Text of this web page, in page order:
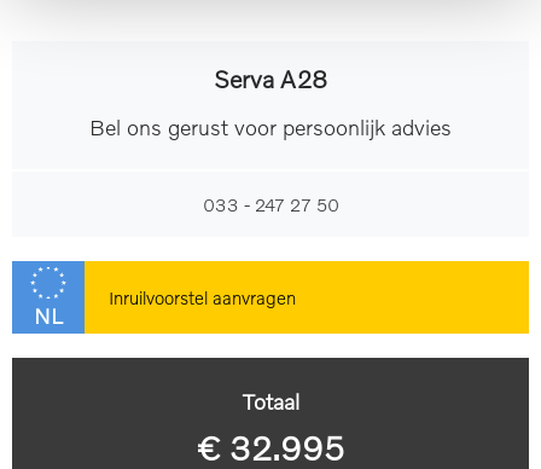
Serva A28
Bel ons gerust voor persoonlijk advies
033 - 247 27 50
NL
Inruilvoorstel aanvragen
Totaal
€ 32.995